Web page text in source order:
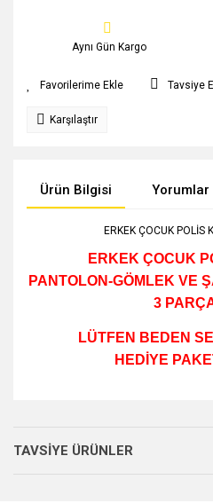
Aynı Gün Kargo
Tavsiye
Karşılaştır
Ürün Bilgisi Yorumlar
ERKEK ÇOCUK POLİS
ERKEK ÇOCUK
PANTOLON-GÖMLEK VE
3
LÜTFEN BEDEN
HEDİYE
kullanarak tarafımıza iletebilirsiniz.
Görüş ve önerileriniz için teşekkür
TAVSİYE ÜRÜNLER